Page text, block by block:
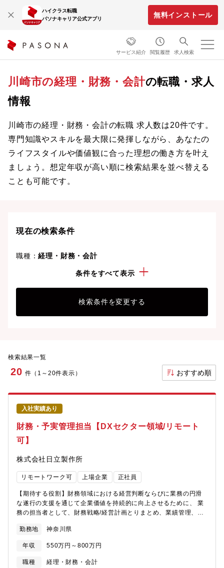
ハイクラス転職
パソナキャリア公式アプリ
無料インストール
サービス紹介 閲覧履歴 求人検索
川崎市の経理・財務・会計の転職・求人
情報
川崎市の経理・財務・会計の転職 求人数は20件です。
専門知識やスキルを最大限に発揮しながら、あなたの
ライフスタイルや価値観に合った理想の働き方を叶え
ましょう。想定年収が高い順に検索結果を並べ替える
ことも可能です。
現在の検索条件
職種：経理・財務・会計
条件をすべて表示
検索条件を変更する
検索結果一覧
20 件（1～20件表示） おすすめ順
入社実績あり
財務・予実管理担当【DXセクター領域/リモート
可】
株式会社日立製作所
リモートワーク可 上場企業 正社員
【期待する役割】財務領域における経営判断ならびに業務の円滑
な遂行の支援を通じて企業価値を持続的に向上させるために、 業
務の担当者として、財務戦略/経営計画とりまとめ、業績管理、リ
う。 所属する組織の方針に基づき、上長に指示を仰ぎながら、一
連の責任を遂行する。【職務詳細】ご経験に応じて、1,2いずれか
の業務をお任せします。1.管理会計：業績管理(含むCF管理)、予
算・決算/予実分析2.原価管理、原価計算、コスト管理、棚残管
勤務地 神奈川県
年収 550万円～800万円
職種
経理・財務・会計